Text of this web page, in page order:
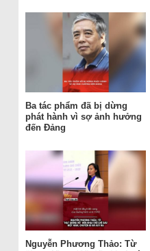
Ba tác phẩm đã bị dừng
phát hành vì sợ ảnh hưởng
đến Đảng
Nguyễn Phương Thảo: Từ